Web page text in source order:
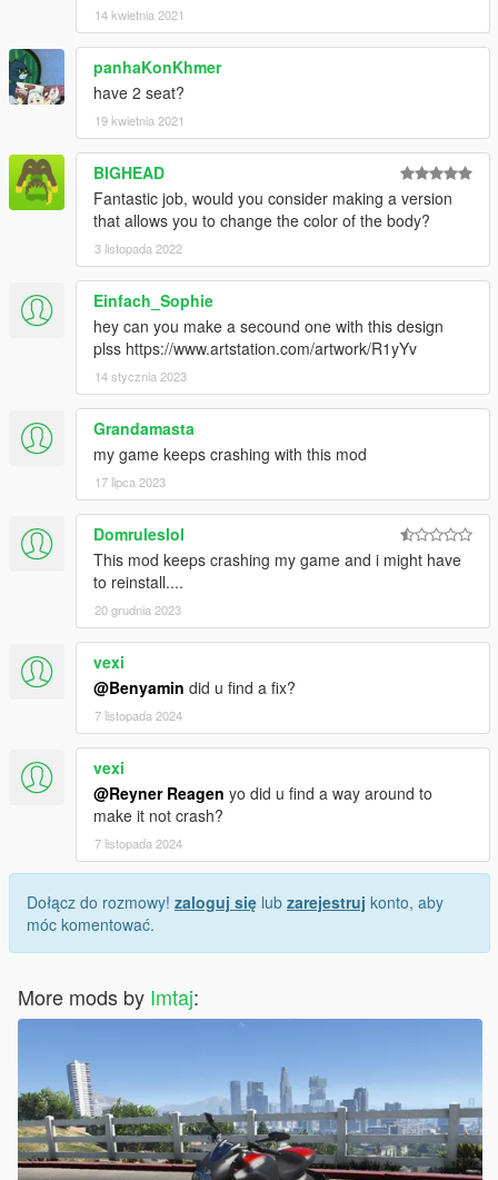
14 kwietnia 2021
panhaKonKhmer
have 2 seat?
19 kwietnia 2021
BIGHEAD
Fantastic job, would you consider making a version
that allows you to change the color of the body?
3 listopada 2022
Einfach_Sophie
hey can you make a secound one with this design
plss https://www.artstation.com/artwork/R1yYv
14 stycznia 2023
Grandamasta
my game keeps crashing with this mod
17 lipca 2023
Domruleslol
This mod keeps crashing my game and i might have
to reinstall....
20 grudnia 2023
vexi
@Benyamin did u find a fix?
7 listopada 2024
vexi
@Reyner Reagen yo did u find a way around to
make it not crash?
7 listopada 2024
Dołącz do rozmowy! zaloguj się lub zarejestruj konto, aby
móc komentować.
More mods by Imtaj: